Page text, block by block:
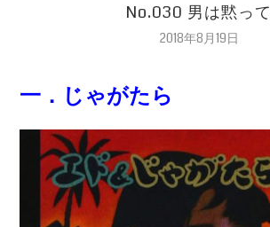
No.030 男は黙って
2018年8月19日
一．じゃがたら